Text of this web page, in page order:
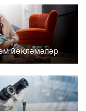
йөкләмәләр